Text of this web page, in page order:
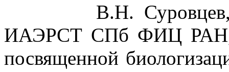
В.Н. Суровцев,
ИАЭРСТ СПб ФИЦ РАН,
посвященной